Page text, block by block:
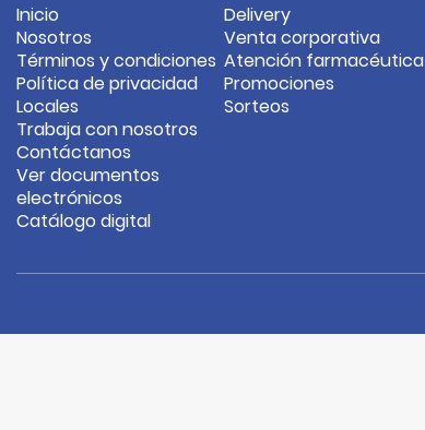
Inicio
Nosotros
Términos y condiciones
Política de privacidad
Locales
Trabaja con nosotros
Contáctanos
Ver documentos
electrónicos
Catálogo digital
Delivery
Venta corporativa
Atención farmacéutica
Promociones
Sorteos